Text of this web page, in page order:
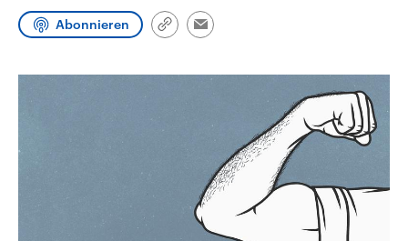
Wahl.
Audio-Archiv
Abonnieren
Link
Email